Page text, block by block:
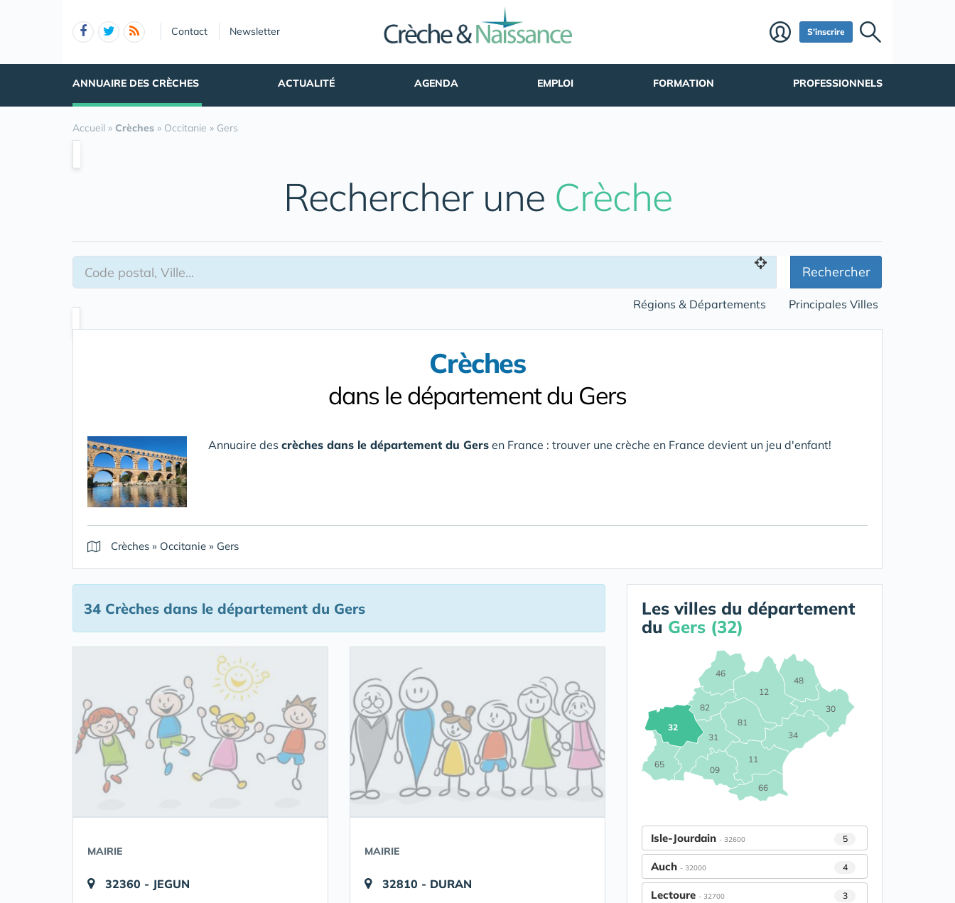
Contact Newsletter S'inscrire
ANNUAIRE DES CRÈCHES ACTUALITÉ AGENDA EMPLOI FORMATION PROFESSIONNELS
Accueil » Crèches » Occitanie » Gers
Rechercher une Crèche
Rechercher
Régions & Départements Principales Villes
Crèches
dans le département du Gers
Annuaire des crèches dans le département du Gers en France : trouver une crèche en France devient un jeu d'enfant!
Crèches » Occitanie » Gers
34 Crèches dans le département du Gers
MAIRIE
32360 - JEGUN
MAIRIE
32810 - DURAN
Les villes du département
du Gers (32)
09
11
12
30
31
32
34
46
48
65
66
81
82
Isle-Jourdain - 32600 5
Auch - 32000 4
Lectoure - 32700 3